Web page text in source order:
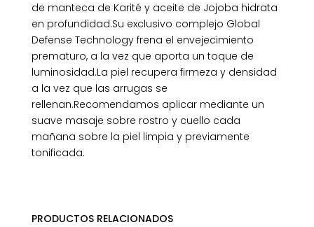
de manteca de Karité y aceite de Jojoba hidrata
en profundidad.Su exclusivo complejo Global
Defense Technology frena el envejecimiento
prematuro, a la vez que aporta un toque de
luminosidad.La piel recupera firmeza y densidad
a la vez que las arrugas se
rellenan.Recomendamos aplicar mediante un
suave masaje sobre rostro y cuello cada
mañana sobre la piel limpia y previamente
tonificada.
PRODUCTOS RELACIONADOS